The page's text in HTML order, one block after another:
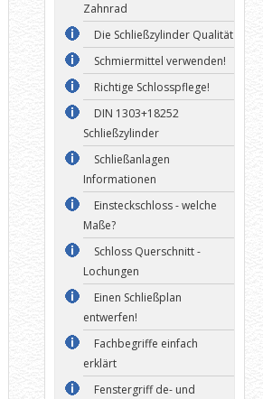
Zahnrad
Die Schließzylinder Qualität
Schmiermittel verwenden!
Richtige Schlosspflege!
DIN 1303+18252
Schließzylinder
Schließanlagen
Informationen
Einsteckschloss - welche
Maße?
Schloss Querschnitt -
Lochungen
Einen Schließplan
entwerfen!
Fachbegriffe einfach
erklärt
Fenstergriff de- und